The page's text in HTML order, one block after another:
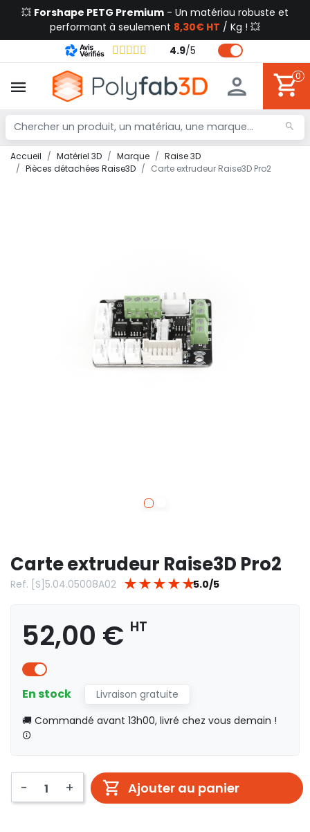
💥 Forshape PETG Premium - Un matériau robuste et
performant à seulement 8,30€ HT / Kg ! 💥
4.9/5
0
Accueil Matériel 3D Marque
Raise 3D
Pièces détachées Raise3D
Carte extrudeur Raise3D Pro2
Carte extrudeur Raise3D Pro2
Ref. [S]5.04.05008A02 ★ ★ ★ ★ ★5.0/5
52,00 € HT
En stock
Livraison gratuite
🚚 Commandé avant 13h00, livré chez vous demain !
- + Ajouter au panier